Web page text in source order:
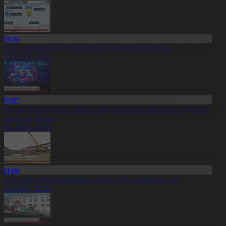
экспорты 12,8 миллиард долларға ұлғайды
10:06
ойындары – 2026»: Фиджитал-би бойынша үздіктер
жатыр
10:05
еті мен тауық жұмыртқасын өндіру қарқын алды
10:05